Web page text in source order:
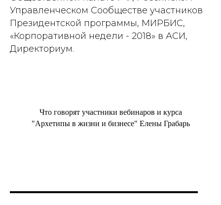
Управленческом Сообществе участников
Президентской программы, МИРБИС,
«Корпоративной недели - 2018» в АСИ,
Директориум.
Что говорят участники вебинаров и курса
"Архетипы в жизни и бизнесе" Елены Грабарь